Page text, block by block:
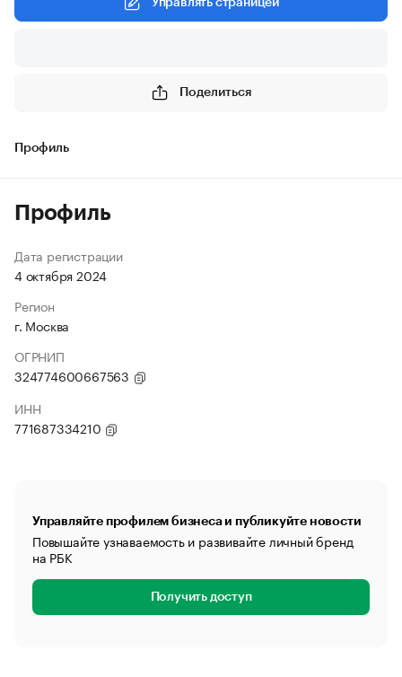
Управлять страницей
Поделиться
Профиль
Профиль
Дата регистрации
4 октября 2024
Регион
г. Москва
ОГРНИП
324774600667563
ИНН
771687334210
Управляйте профилем бизнеса и публикуйте новости
Повышайте узнаваемость и развивайте личный бренд
на РБК
Получить доступ